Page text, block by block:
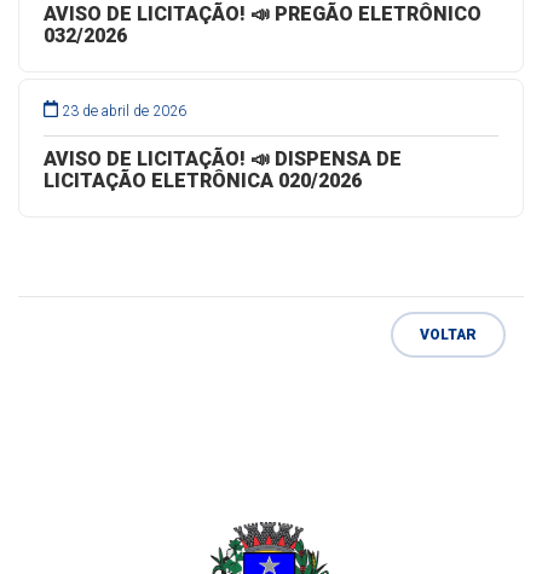
AVISO DE LICITAÇÃO! 📣 PREGÃO ELETRÔNICO
032/2026
23 de abril de 2026
AVISO DE LICITAÇÃO! 📣 DISPENSA DE
LICITAÇÃO ELETRÔNICA 020/2026
VOLTAR